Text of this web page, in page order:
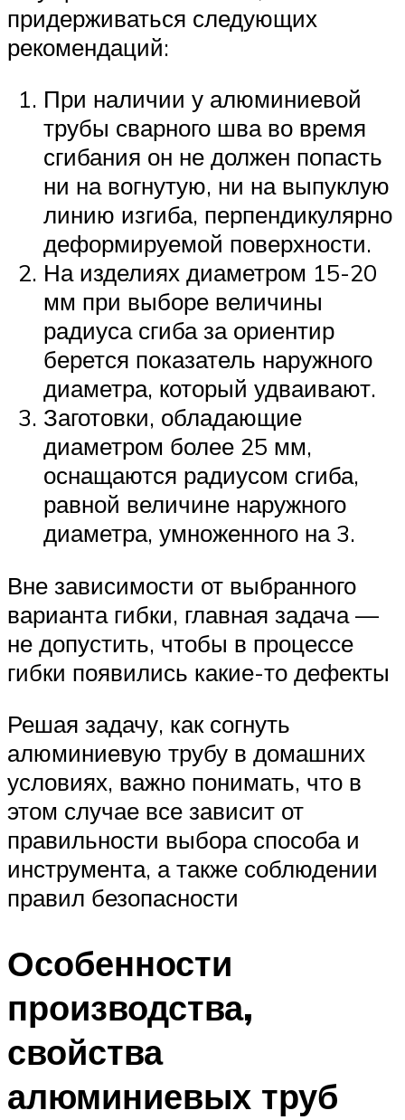
придерживаться следующих
рекомендаций:
При наличии у алюминиевой
трубы сварного шва во время
сгибания он не должен попасть
ни на вогнутую, ни на выпуклую
линию изгиба, перпендикулярно
деформируемой поверхности.
На изделиях диаметром 15-20
мм при выборе величины
радиуса сгиба за ориентир
берется показатель наружного
диаметра, который удваивают.
Заготовки, обладающие
диаметром более 25 мм,
оснащаются радиусом сгиба,
равной величине наружного
диаметра, умноженного на 3.
Вне зависимости от выбранного
варианта гибки, главная задача —
не допустить, чтобы в процессе
гибки появились какие-то дефекты
Решая задачу, как согнуть
алюминиевую трубу в домашних
условиях, важно понимать, что в
этом случае все зависит от
правильности выбора способа и
инструмента, а также соблюдении
правил безопасности
Особенности
производства,
свойства
алюминиевых труб